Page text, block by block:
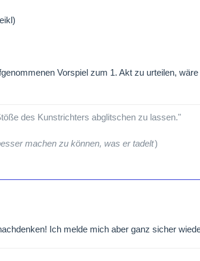
Vorspiel zum 1. Akt zu urteilen,
des Kunstrichters abglitschen zu lassen."
machen zu können, was er tadelt)
Ich melde mich aber ganz sicher